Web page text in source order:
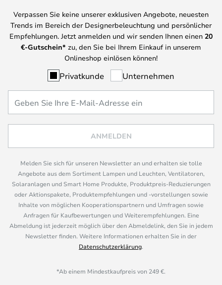
Verpassen Sie keine unserer exklusiven Angebote, neuesten
Trends im Bereich der Designerbeleuchtung und persönlicher
Empfehlungen. Jetzt anmelden und wir senden Ihnen einen 20
€-Gutschein* zu, den Sie bei Ihrem Einkauf in unserem
Onlineshop einlösen können!
Privatkunde Unternehmen
ANMELDEN
Melden Sie sich für unseren Newsletter an und erhalten sie tolle
Angebote aus dem Sortiment Lampen und Leuchten, Ventilatoren,
Solaranlagen und Smart Home Produkte, Produktpreis-Reduzierungen
oder Aktionspakete, Produktempfehlungen und -vorstellungen sowie
Inhalte von möglichen Kooperationspartnern und Umfragen sowie
Anfragen für Kaufbewertungen und Weiterempfehlungen. Eine
Abmeldung ist jederzeit möglich über den Abmeldelink, den Sie in jedem
Newsletter finden. Weitere Informationen erhalten Sie in der
Datenschutzerklärung.
*Ab einem Mindestkaufpreis von 249 €.